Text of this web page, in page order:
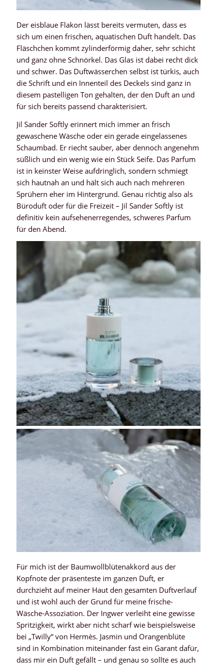
Der eisblaue Flakon lässt bereits vermuten, dass es
sich um einen frischen, aquatischen Duft handelt. Das
Fläschchen kommt zylinderförmig daher, sehr schicht
und ganz ohne Schnörkel. Das Glas ist dabei recht dick
und schwer. Das Duftwässerchen selbst ist türkis, auch
die Schrift und ein Innenteil des Deckels sind ganz in
diesem pastelligen Ton gehalten, der den Duft an und
für sich bereits passend charakterisiert.
Jil Sander Softly erinnert mich immer an frisch
gewaschene Wäsche oder ein gerade eingelassenes
Schaumbad. Er riecht sauber, aber dennoch angenehm
süßlich und ein wenig wie ein Stück Seife. Das Parfum
ist in keinster Weise aufdringlich, sondern schmiegt
sich hautnah an und hält sich auch nach mehreren
Sprühern eher im Hintergrund. Genau richtig also als
Büroduft oder für die Freizeit – Jil Sander Softly ist
definitiv kein aufsehenerregendes, schweres Parfum
für den Abend.
Für mich ist der Baumwollblütenakkord aus der
Kopfnote der präsenteste im ganzen Duft, er
durchzieht auf meiner Haut den gesamten Duftverlauf
und ist wohl auch der Grund für meine frische-
Wäsche-Assoziation. Der Ingwer verleiht eine gewisse
Spritzigkeit, wirkt aber nicht scharf wie beispielsweise
bei „Twilly“ von Hermès. Jasmin und Orangenblüte
sind in Kombination miteinander fast ein Garant dafür,
dass mir ein Duft gefällt – und genau so sollte es auch